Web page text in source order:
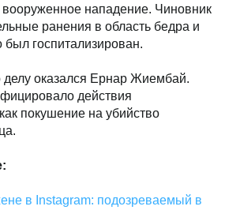
вооруженное нападение. Чиновник
ранения в область бедра и
был госпитализирован.
оказался Ернар Жиембай.
действия
покушение на убийство
в Instagram: подозреваемый в